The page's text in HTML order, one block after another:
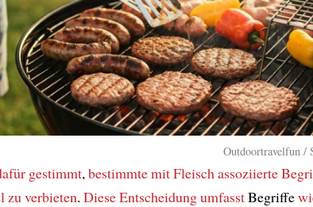
Outdoortravelfun /
gestimmt, bestimmtemit Fleisch assoziierte
zu verbieten. Diese EntscheidungumfasstBegriffe